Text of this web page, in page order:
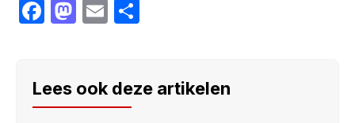
F
e
b
M
o
d
E
e
Lees ook deze artikelen